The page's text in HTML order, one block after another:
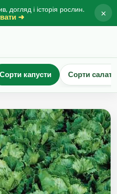
догляд і історія рослин.
➜ ×
Сорти капусти Сорти салату